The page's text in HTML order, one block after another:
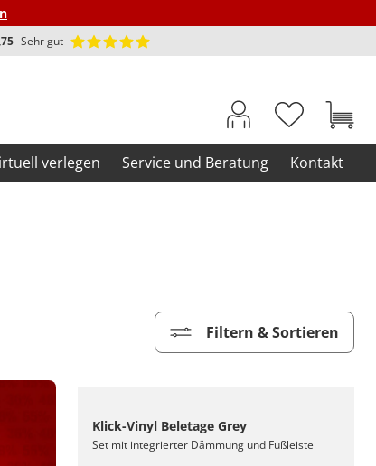
Sehr gut
verlegen Service und Beratung Kontakt
Filtern & Sortieren
Klick-Vinyl Beletage Grey
Set mit integrierter Dämmung und Fußleiste